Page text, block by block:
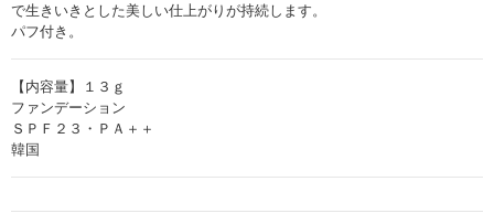
で生きいきとした美しい仕上がりが持続します。
パフ付き。
【内容量】１３ｇ
ファンデーション
ＳＰＦ２３・ＰＡ＋＋
韓国